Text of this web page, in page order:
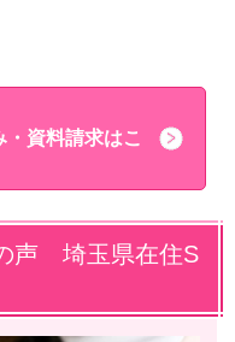
資料請求はこ
声 埼玉県在住S